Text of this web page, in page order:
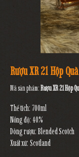
Rượu XR 21 Hộp
Mã sản phẩm:Rượu XR 21 Hộp
Thể tích: 700ml
Nồng độ: 40%
Dòng rượu: Blended Scotch
Xuất xứ: Scotland